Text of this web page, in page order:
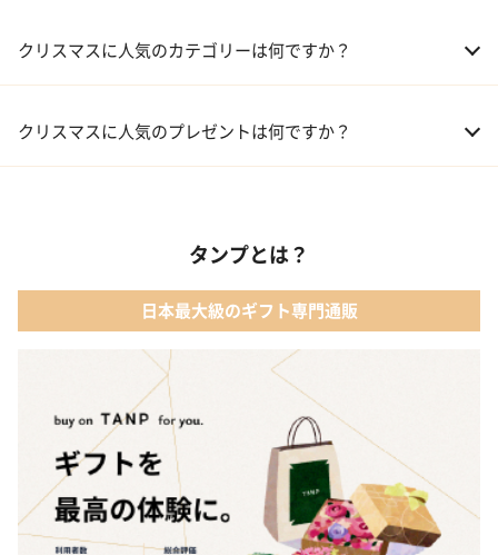
クリスマスに人気のカテゴリーは何ですか？
02 ファッション小物
04 メイクアップ
05 入浴剤・バスケア
クリスマスに人気のプレゼントは何ですか？
03 【名入れギフト】フラワーティントリップ［日本限定ピンクゴ
ールドパッケージ］
04 FLOWERiUM®︎ Christmas toilette（フラワリウム クリスマス
05 2人のための体験カタログ FOR2ギフト（GREEN）
タンプとは？
日本最大級のギフト専門通販